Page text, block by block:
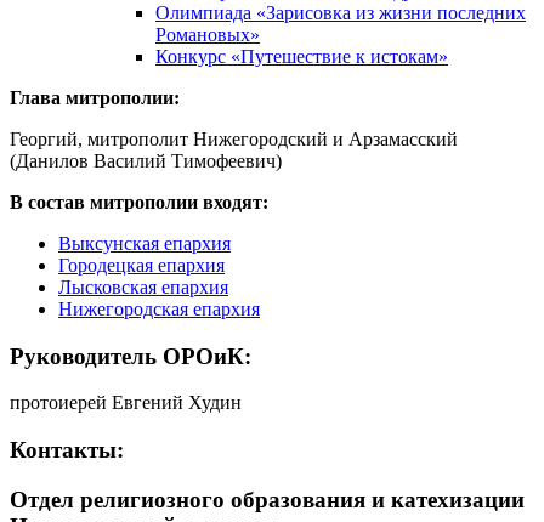
Олимпиада «Зарисовка из жизни последних
Романовых»
Конкурс «Путешествие к истокам»
Глава митрополии:
Георгий, митрополит Нижегородский и Арзамасский
(Данилов Василий Тимофеевич)
В состав митрополии входят:
Выксунская епархия
Городецкая епархия
Лысковская епархия
Нижегородская епархия
Руководитель ОРОиК:
протоиерей Евгений Худин
Контакты:
Отдел религиозного образования и катехизации